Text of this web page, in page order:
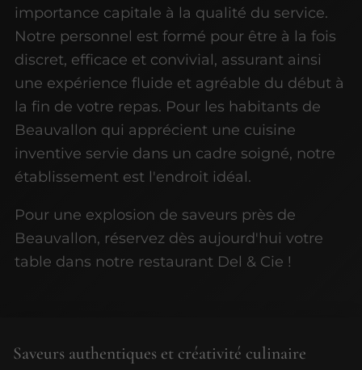
importance capitale à la qualité du service.
Notre personnel est formé pour être à la fois
discret, efficace et convivial, assurant ainsi
une expérience fluide et agréable du début à
la fin de votre repas. Pour les habitants de
Beauvallon qui apprécient une cuisine
inventive servie dans un cadre soigné, notre
établissement est l'endroit idéal.
Pour une explosion de saveurs près de
Beauvallon, réservez dès aujourd'hui votre
table dans notre restaurant Del & Cie !
Saveurs authentiques et créativité culinaire